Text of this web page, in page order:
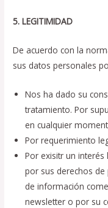
5. LEGITIMIDAD
De acuerdo con la
sus datos personales
Nos ha dado su
tratamiento. Por
en cualquier
Por requerimiento
Por exisitr un
por sus derechos
de información
newsletter o por su